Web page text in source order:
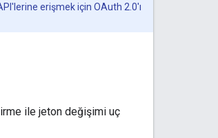
erişmek için OAuth 2.0'ı
ile jeton değişimi uç